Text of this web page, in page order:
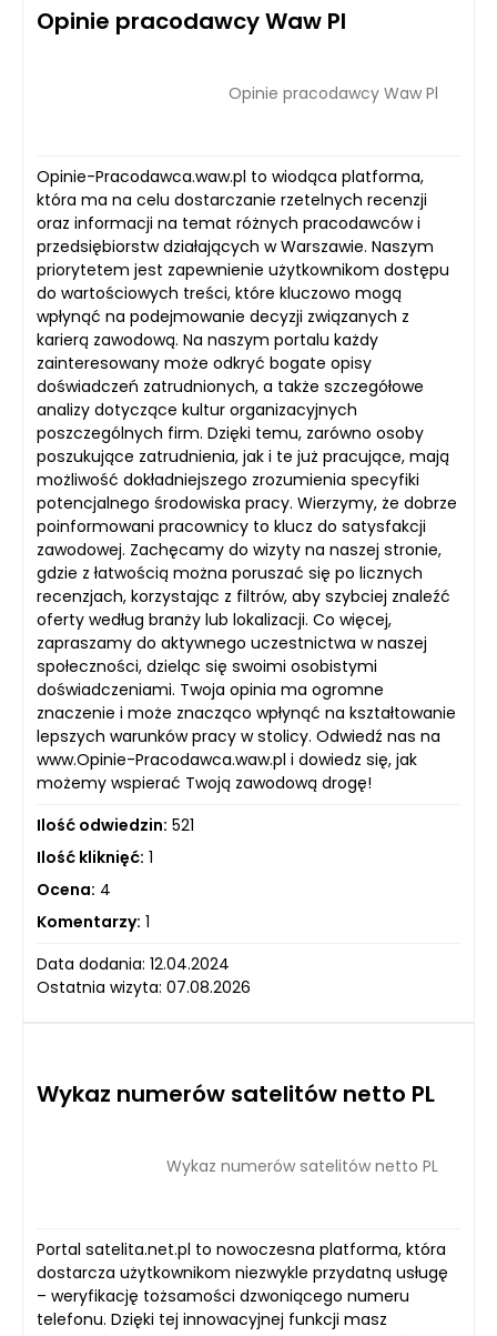
Opinie pracodawcy Waw Pl
Opinie pracodawcy Waw Pl
Opinie-Pracodawca.waw.pl to wiodąca platforma,
która ma na celu dostarczanie rzetelnych recenzji
oraz informacji na temat różnych pracodawców i
przedsiębiorstw działających w Warszawie. Naszym
priorytetem jest zapewnienie użytkownikom dostępu
do wartościowych treści, które kluczowo mogą
wpłynąć na podejmowanie decyzji związanych z
karierą zawodową. Na naszym portalu każdy
zainteresowany może odkryć bogate opisy
doświadczeń zatrudnionych, a także szczegółowe
analizy dotyczące kultur organizacyjnych
poszczególnych firm. Dzięki temu, zarówno osoby
poszukujące zatrudnienia, jak i te już pracujące, mają
możliwość dokładniejszego zrozumienia specyfiki
potencjalnego środowiska pracy. Wierzymy, że dobrze
poinformowani pracownicy to klucz do satysfakcji
zawodowej. Zachęcamy do wizyty na naszej stronie,
gdzie z łatwością można poruszać się po licznych
recenzjach, korzystając z filtrów, aby szybciej znaleźć
oferty według branży lub lokalizacji. Co więcej,
zapraszamy do aktywnego uczestnictwa w naszej
społeczności, dzieląc się swoimi osobistymi
doświadczeniami. Twoja opinia ma ogromne
znaczenie i może znacząco wpłynąć na kształtowanie
lepszych warunków pracy w stolicy. Odwiedź nas na
www.Opinie-Pracodawca.waw.pl i dowiedz się, jak
możemy wspierać Twoją zawodową drogę!
Ilość odwiedzin: 521
Ilość kliknięć: 1
Ocena: 4
Komentarzy: 1
Data dodania: 12.04.2024
Ostatnia wizyta: 07.08.2026
Wykaz numerów satelitów netto PL
Wykaz numerów satelitów netto PL
Portal satelita.net.pl to nowoczesna platforma, która
dostarcza użytkownikom niezwykle przydatną usługę
– weryfikację tożsamości dzwoniącego numeru
telefonu. Dzięki tej innowacyjnej funkcji masz